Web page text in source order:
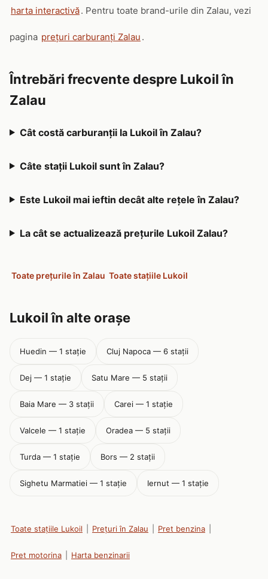
harta interactivă. Pentru toate brand-urile din Zalau, vezi
pagina prețuri carburanți Zalau .
Întrebări frecvente despre Lukoil în
Zalau
Cât costă carburanții la Lukoil în Zalau?
Câte stații Lukoil sunt în Zalau?
Este Lukoil mai ieftin decât alte rețele în Zalau?
La cât se actualizează prețurile Lukoil Zalau?
Toate prețurile în Zalau Toate stațiile Lukoil
Lukoil în alte orașe
Huedin — 1 stație Cluj Napoca — 6 stații
Dej — 1 stație Satu Mare — 5 stații
Baia Mare — 3 stații Carei — 1 stație
Valcele — 1 stație Oradea — 5 stații
Turda — 1 stație Bors — 2 stații
Sighetu Marmatiei — 1 stație Iernut — 1 stație
Toate stațiile Lukoil Prețuri în Zalau Pret benzina
Pret motorina Harta benzinarii